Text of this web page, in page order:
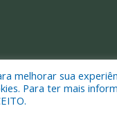
melhorar sua
Para ter mais